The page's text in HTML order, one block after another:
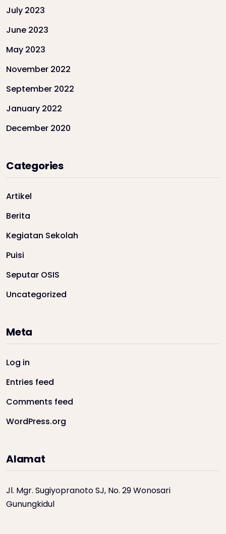
July 2023
June 2023
May 2023
November 2022
September 2022
January 2022
December 2020
Categories
Artikel
Berita
Kegiatan Sekolah
Puisi
Seputar OSIS
Uncategorized
Meta
Log in
Entries feed
Comments feed
WordPress.org
Alamat
Jl. Mgr. Sugiyopranoto SJ, No. 29 Wonosari
Gunungkidul